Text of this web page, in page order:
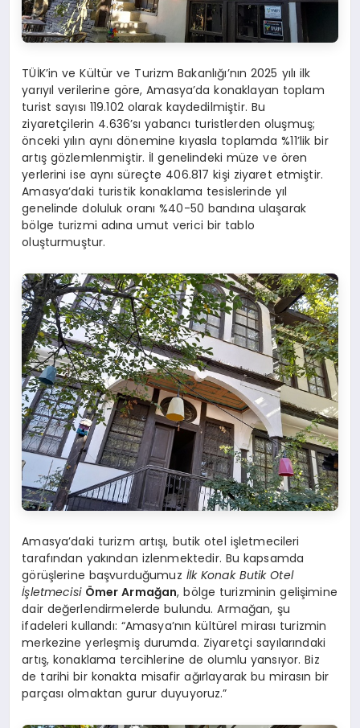
TÜİK’in ve Kültür ve Turizm Bakanlığı’nın 2025 yılı ilk
yarıyıl verilerine göre, Amasya’da konaklayan toplam
turist sayısı 119.102 olarak kaydedilmiştir. Bu
ziyaretçilerin 4.636’sı yabancı turistlerden oluşmuş;
önceki yılın aynı dönemine kıyasla toplamda %11’lik bir
artış gözlemlenmiştir. İl genelindeki müze ve ören
yerlerini ise aynı süreçte 406.817 kişi ziyaret etmiştir.
Amasya’daki turistik konaklama tesislerinde yıl
genelinde doluluk oranı %40-50 bandına ulaşarak
bölge turizmi adına umut verici bir tablo
oluşturmuştur.
Amasya’daki turizm artışı, butik otel işletmecileri
tarafından yakından izlenmektedir. Bu kapsamda
görüşlerine başvurduğumuz İlk Konak Butik Otel
İşletmecisi Ömer Armağan, bölge turizminin gelişimine
dair değerlendirmelerde bulundu. Armağan, şu
ifadeleri kullandı: “Amasya’nın kültürel mirası turizmin
merkezine yerleşmiş durumda. Ziyaretçi sayılarındaki
artış, konaklama tercihlerine de olumlu yansıyor. Biz
de tarihi bir konakta misafir ağırlayarak bu mirasın bir
parçası olmaktan gurur duyuyoruz.”